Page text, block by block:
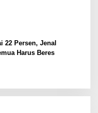
22 Persen, Jenal
Harus Beres